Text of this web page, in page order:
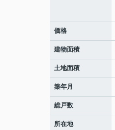
価格
建物面積
土地面積
築年月
総戸数
所在地